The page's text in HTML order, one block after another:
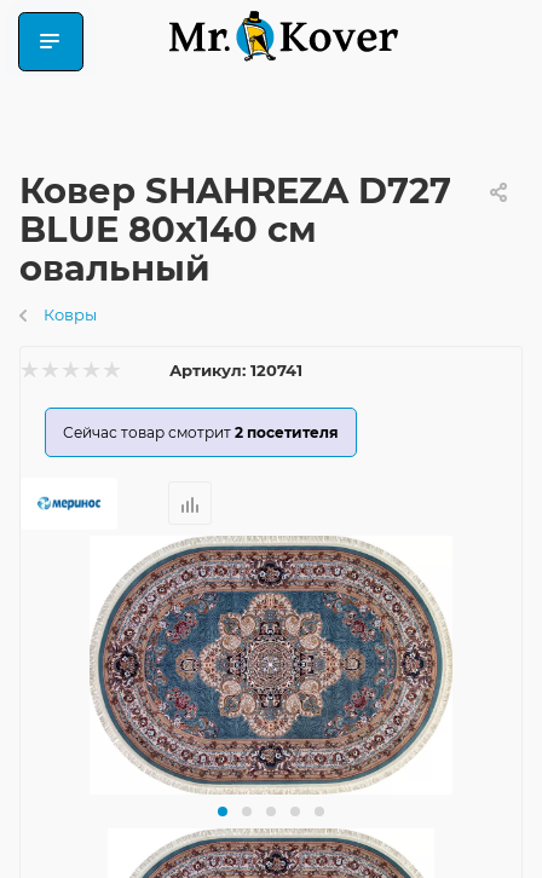
Ковер SHAHREZA D727
BLUE 80x140 см
овальный
Ковры
Артикул: 120741
Сейчас товар смотрит 2 посетителя